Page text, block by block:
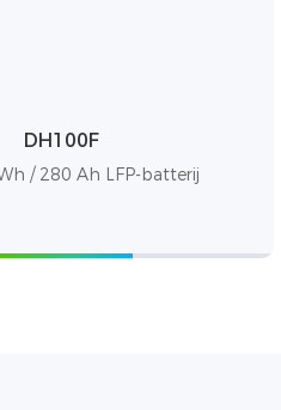
DH100F
/ 280 Ah LFP-batterij